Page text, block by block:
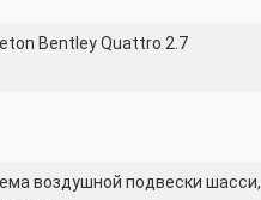
Bentley Quattro 2.7
воздушной подвески шасси,